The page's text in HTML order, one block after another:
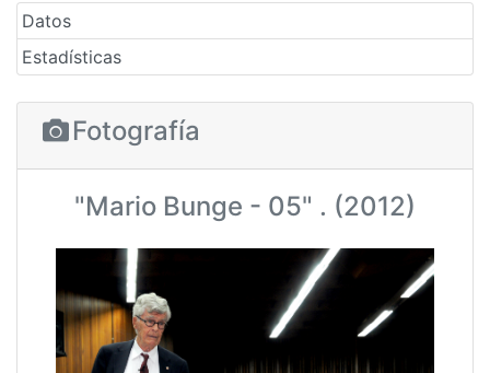
Datos
Estadísticas
Fotografía
"Mario Bunge - 05" . (2012)